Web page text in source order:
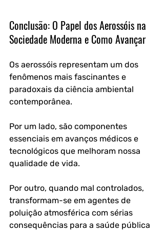
Conclusão: O Papel dos Aerossóis na
Sociedade Moderna e Como Avançar
Os aerossóis representam um dos
fenômenos mais fascinantes e
paradoxais da ciência ambiental
contemporânea.
Por um lado, são componentes
essenciais em avanços médicos e
tecnológicos que melhoram nossa
qualidade de vida.
Por outro, quando mal controlados,
transformam-se em agentes de
poluição atmosférica com sérias
consequências para a saúde pública